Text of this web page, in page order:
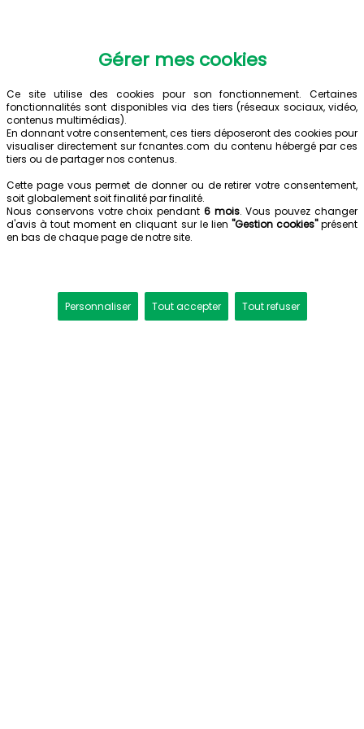
Gérer mes cookies
Ce site utilise des cookies pour son fonctionnement. Certaines
fonctionnalités sont disponibles via des tiers (réseaux sociaux, vidéo,
contenus multimédias).
En donnant votre consentement, ces tiers déposeront des cookies pour
visualiser directement sur fcnantes.com du contenu hébergé par ces
tiers ou de partager nos contenus.
Cette page vous permet de donner ou de retirer votre consentement,
soit globalement soit finalité par finalité.
Nous conservons votre choix pendant 6 mois. Vous pouvez changer
d'avis à tout moment en cliquant sur le lien "Gestion cookies"présent
en bas de chaque page de notre site.
Personnaliser Tout accepter Tout refuser